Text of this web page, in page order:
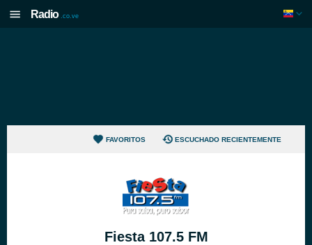
Radio .co.ve
FAVORITOS ESCUCHADO RECIENTEMENTE
Fiesta 107.5 FM